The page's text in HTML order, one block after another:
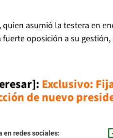
quien asumió la testera en
oposición a su
Exclusivo:
de nuevo
en redes sociales: